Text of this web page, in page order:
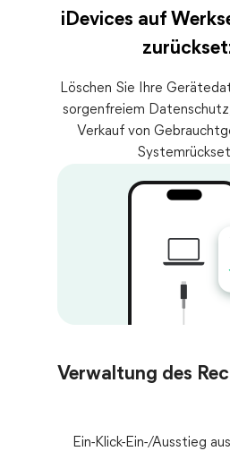
iDevices auf
Löschen Sie Ihre
sorgenfreiem
Verkauf von
Verwaltung des
Ein-Klick-Ein-/Ausstieg